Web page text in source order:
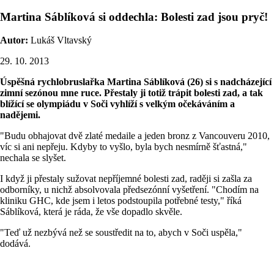
Martina Sáblíková si oddechla: Bolesti zad jsou pryč!
Autor: Lukáš Vltavský
29. 10. 2013
Úspěšná rychlobruslařka Martina Sáblíková (26) si s nadcházející
zimní sezónou mne ruce. Přestaly ji totiž trápit bolesti zad, a tak
blížící se olympiádu v Soči vyhlíží s velkým očekáváním a
nadějemi.
"Budu obhajovat dvě zlaté medaile a jeden bronz z Vancouveru 2010,
víc si ani nepřeju. Kdyby to vyšlo, byla bych nesmírně šťastná,"
nechala se slyšet.
I když ji přestaly sužovat nepříjemné bolesti zad, raději si zašla za
odborníky, u nichž absolvovala předsezónní vyšetření. "Chodím na
kliniku GHC, kde jsem i letos podstoupila potřebné testy," říká
Sáblíková, která je ráda, že vše dopadlo skvěle.
"Teď už nezbývá než se soustředit na to, abych v Soči uspěla,"
dodává.